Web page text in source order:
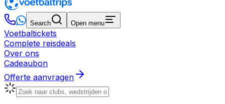
Search Open menu
Voetbaltickets
Complete reisdeals
Over ons
Cadeaubon
Offerte aanvragen